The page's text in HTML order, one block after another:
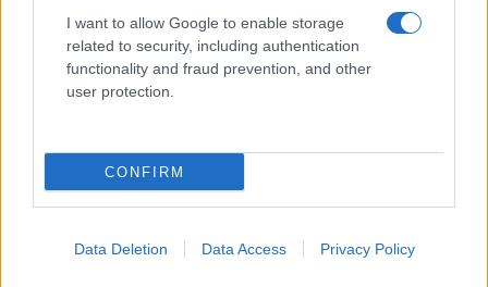
I want to allow Google to enable storage
related to security, including authentication
functionality and fraud prevention, and other
user protection.
CONFIRM
Data Deletion Data Access Privacy Policy